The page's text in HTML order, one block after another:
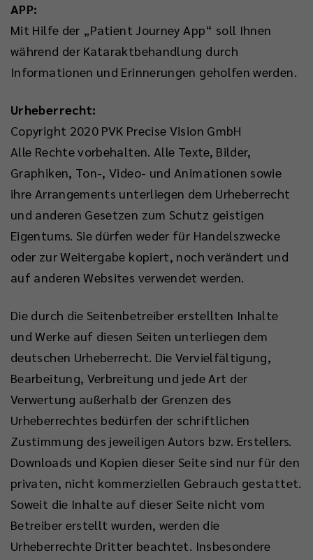
APP:
Mit Hilfe der „Patient Journey App“ soll Ihnen
während der Kataraktbehandlung durch
Informationen und Erinnerungen geholfen werden.
Urheberrecht:
Copyright 2020 PVK Precise Vision GmbH
Alle Rechte vorbehalten. Alle Texte, Bilder,
Graphiken, Ton-, Video- und Animationen sowie
ihre Arrangements unterliegen dem Urheberrecht
und anderen Gesetzen zum Schutz geistigen
Eigentums. Sie dürfen weder für Handelszwecke
oder zur Weitergabe kopiert, noch verändert und
auf anderen Websites verwendet werden.
Die durch die Seitenbetreiber erstellten Inhalte
und Werke auf diesen Seiten unterliegen dem
deutschen Urheberrecht. Die Vervielfältigung,
Bearbeitung, Verbreitung und jede Art der
Verwertung außerhalb der Grenzen des
Urheberrechtes bedürfen der schriftlichen
Zustimmung des jeweiligen Autors bzw. Erstellers.
Downloads und Kopien dieser Seite sind nur für den
privaten, nicht kommerziellen Gebrauch gestattet.
Soweit die Inhalte auf dieser Seite nicht vom
Betreiber erstellt wurden, werden die
Urheberrechte Dritter beachtet. Insbesondere